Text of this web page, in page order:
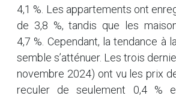
4,1 %. Les appartements ont
de 3,8 %, tandis que les
4,7 %. Cependant, la tendance à
semble s’atténuer. Les trois
novembre 2024) ont vu les prix
reculer de seulement 0,4 %